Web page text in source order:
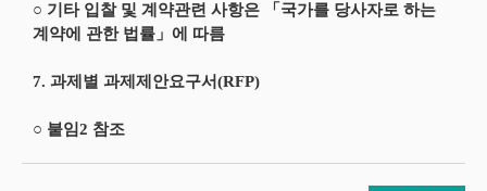
○ 기타 입찰 및 계약관련 사항은 「국가를 당사자로 하는
계약에 관한 법률」에 따름
7. 과제별 과제제안요구서(RFP)
○ 붙임2 참조